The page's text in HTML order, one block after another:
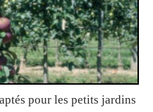
pour les petits jardins